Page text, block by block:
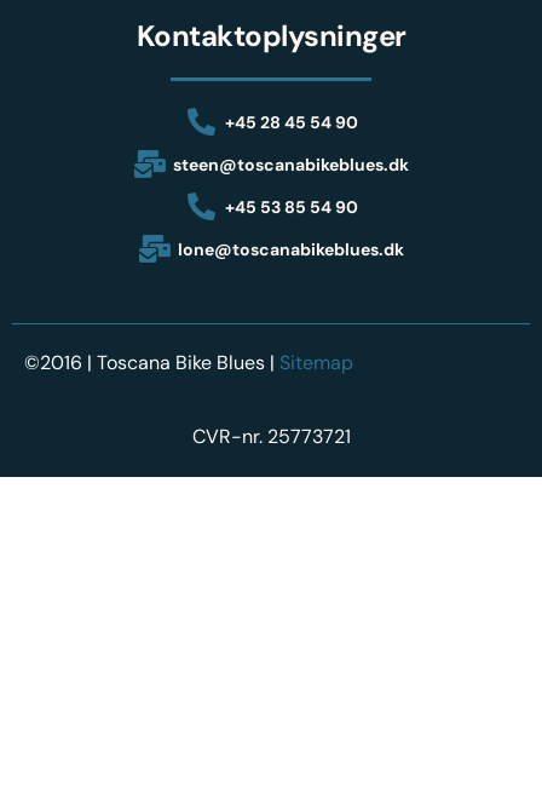
Kontaktoplysninger
+45 28 45 54 90
steen@toscanabikeblues.dk
+45 53 85 54 90
lone@toscanabikeblues.dk
©2016 | Toscana Bike Blues | Sitemap
CVR-nr. 25773721